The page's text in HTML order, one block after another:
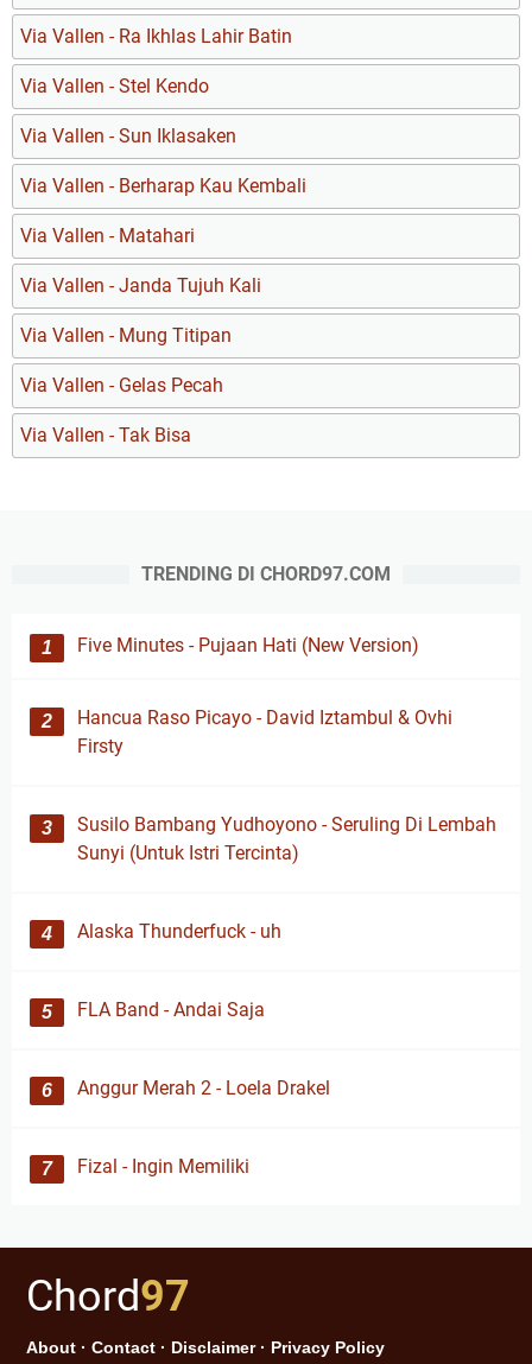
Via Vallen - Ra Ikhlas Lahir Batin
Via Vallen - Stel Kendo
Via Vallen - Sun Iklasaken
Via Vallen - Berharap Kau Kembali
Via Vallen - Matahari
Via Vallen - Janda Tujuh Kali
Via Vallen - Mung Titipan
Via Vallen - Gelas Pecah
Via Vallen - Tak Bisa
TRENDING DI CHORD97.COM
Five Minutes - Pujaan Hati (New Version)
Hancua Raso Picayo - David Iztambul & Ovhi
Firsty
Susilo Bambang Yudhoyono - Seruling Di Lembah
Sunyi (Untuk Istri Tercinta)
Alaska Thunderfuck - uh
FLA Band - Andai Saja
Anggur Merah 2 - Loela Drakel
Fizal - Ingin Memiliki
Chord97
About · Contact · Disclaimer· Privacy Policy